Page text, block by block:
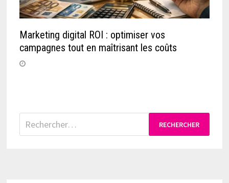
Marketing digital ROI : optimiser vos
campagnes tout en maîtrisant les coûts
Rechercher :